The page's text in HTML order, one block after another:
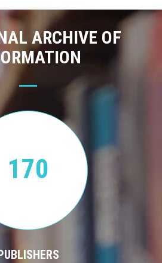
ARCHIVE OF
170